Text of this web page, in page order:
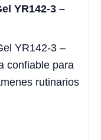
YR142-3 –
YR142-3 –
confiable para
rutinarios